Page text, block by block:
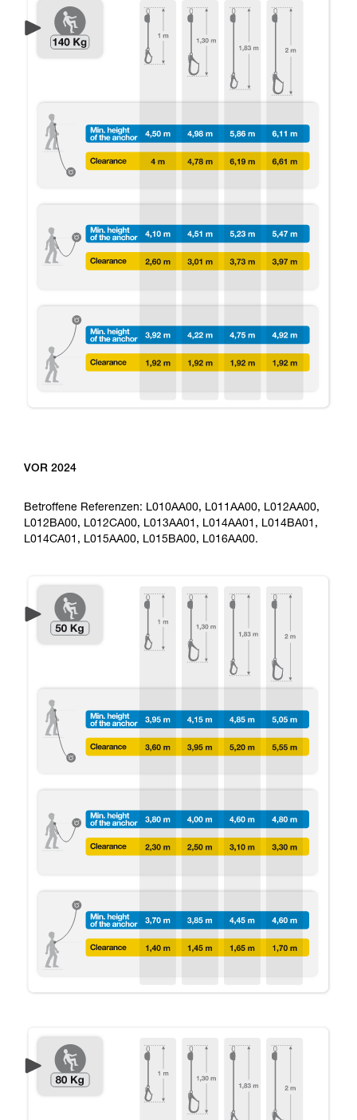
VOR 2024
Betroffene Referenzen: L010AA00, L011AA00, L012AA00,
L012BA00, L012CA00, L013AA01, L014AA01, L014BA01,
L014CA01, L015AA00, L015BA00, L016AA00.